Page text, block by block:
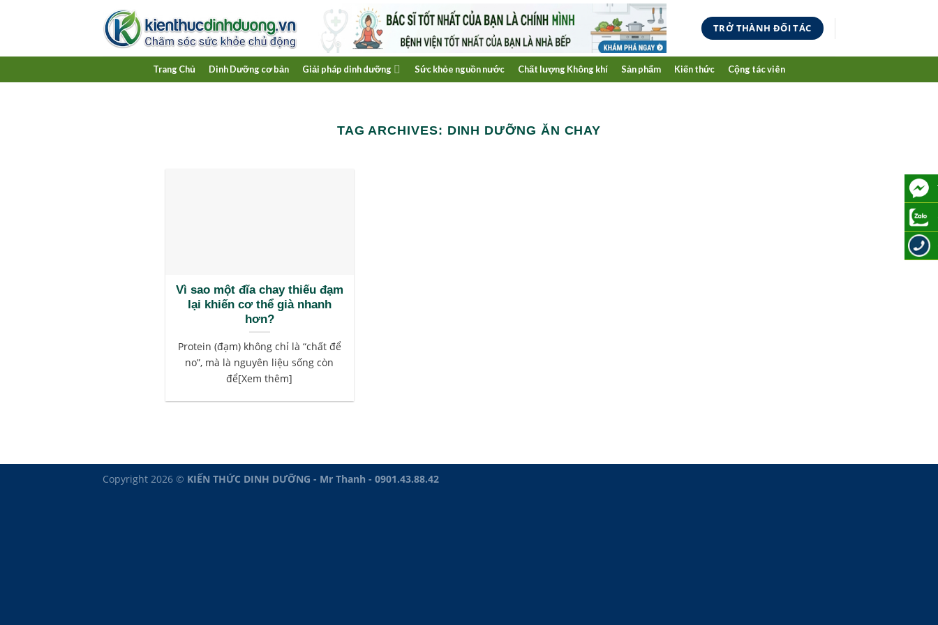
TRỞ THÀNH ĐỐI TÁC
Trang Chủ Dinh Dưỡng cơ bản Giải pháp dinh dưỡng Sức khỏe nguồn nước Chất lượng Không khí Sản phẩm Kiến thức Cộng tác viên
TAG ARCHIVES: DINH DƯỠNG ĂN CHAY
Vì sao một đĩa chay thiếu đạm
lại khiến cơ thể già nhanh
hơn?
Protein (đạm) không chỉ là “chất để
no”, mà là nguyên liệu sống còn
để[Xem thêm]
Copyright 2026 © KIẾN THỨC DINH DƯỠNG - Mr Thanh - 0901.43.88.42